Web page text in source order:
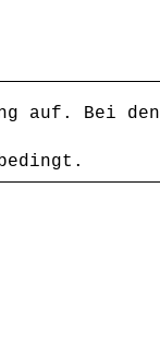
auf. Bei den